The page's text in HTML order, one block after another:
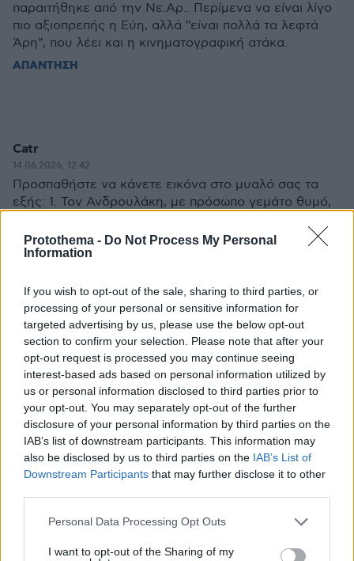
Protothema - Do Not Process My Personal
Information
If you wish to opt-out of the sale, sharing to third parties, or
processing of your personal or sensitive information for
targeted advertising by us, please use the below opt-out
section to confirm your selection. Please note that after your
opt-out request is processed you may continue seeing
interest-based ads based on personal information utilized by
us or personal information disclosed to third parties prior to
your opt-out. You may separately opt-out of the further
disclosure of your personal information by third parties on the
IAB’s list of downstream participants. This information may
also be disclosed by us to third parties on the IAB’s List of
Downstream Participants that may further disclose it to other
Please note that this website/app uses one or more Google
not limited to your visit or usage behaviour. You may click to
Personal Data Processing Opt Outs
I want to opt-out of the Sharing of my
παραιτήθηκε από την Νε.Αρ.. Περίμενα να είναι λίγο
πιο αξιοπρεπής η Εύη, αλλά "είναι πολλά τα λεφτά
Άρη", που λέει και η κινηματογραφική ατάκα.
ΑΠΑΝΤΗΣΗ
Catr
14.06.2026, 12:42
Προσπαθήστε να κάνετε εικόνα στο μυαλό σας τα
εξής: 1. Τον Ανδρουλάκη, με πρόσωπο γεμάτο θυμό,
στα Αγγλικά για την Ελληνοαμερικανική φιλία. 2. Τον
Ζήκο (με το ...διαβόητο, πανέξυπνο χαμόγελό του) να
επίσκεψή στον Λευκό Οίκο. 3. Την Κωνσταντοπούλου
να προσπαθεί να συνεννοηθεί με τον Πιερρακάκη σε
συνεδρίαση του Eurogroup. 4. Την Μαρία, με τη
λευκή πουκαμίσα με το λουλούδι, στη Σύνοδο
Αρχηγών Κρατών του Ευρωπαϊκού Συμβουλίου, να
συνεννοείται με τον Μακρόν και τον Μερτς. 5. Τον
Βελόπουλο, με ένα ντοσιέ με διαφημιστικά φυλλάδια
για κηραλοιφές για τη φαλάκρα, στο ίδιο τραπέζι
συζητήσεων με Ευρωπαίους ομολόγους του, για το
μέλλον της μετανάστευσης και την Οικονομική
πορεία στην Ευρώπη. 6. Τον Μητσοτάκη, σε κατά
σειρά όλες τις προηγούμενες σκηνές για παρόμοια
θέματα (εδώ ίσως να μη χρειαστεί να κάνετε εικόνα
διότι την έχετε ήδη στο μυαλό σας) ...και αφού
κάνετε εικόνα όλα αυτά, πρώτα σταματήστε να
ξεκαρδίζεστε στα γέλια, μετά αποφασίστε τι θέλετε